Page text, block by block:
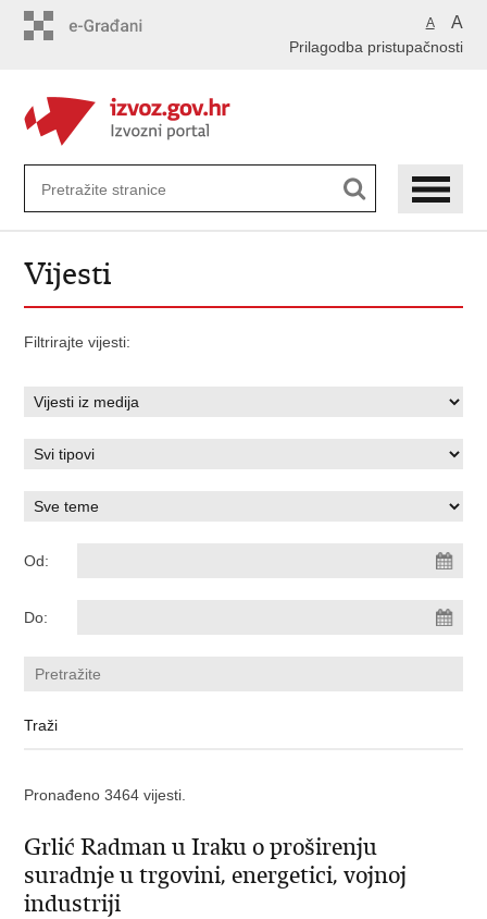
A A
Prilagodba pristupačnosti
Vijesti
Filtrirajte vijesti:
Od:
Do:
Pronađeno 3464 vijesti.
Grlić Radman u Iraku o proširenju
suradnje u trgovini, energetici, vojnoj
industriji